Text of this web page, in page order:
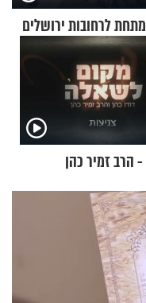
לרחובות ירושלים
הרב זמיר כהן